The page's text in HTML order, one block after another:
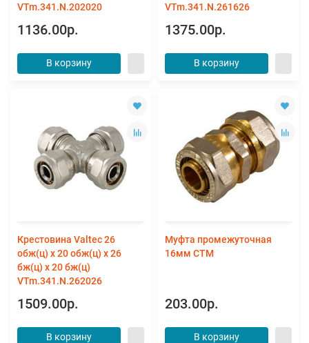
VTm.341.N.202020
1136.00р.
В корзину
VTm.341.N.261626
1375.00р.
В корзину
Крестовина Valtec 26
обж(ц) х 20 обж(ц) х 26
бж(ц) х 20 бж(ц)
VTm.341.N.262026
1509.00р.
В корзину
Муфта промежуточная
16мм СТМ
203.00р.
В корзину